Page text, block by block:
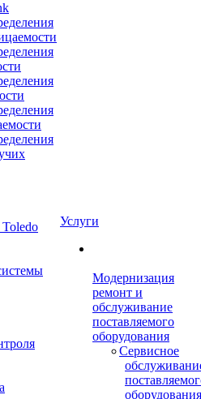
Услуги
Модернизация
ремонт и
обслуживание
поставляемого
оборудования
Сервисное
оборудования